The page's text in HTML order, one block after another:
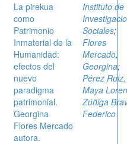
La pirekua
como
Patrimonio
Inmaterial de la
Humanidad:
efectos del
nuevo
paradigma
patrimonial.
Georgina
Flores Mercado
autora.
Instituto de
Sociales;
Flores
Mercado,
Georgina;
Pérez Ruiz,
Maya
Zúñiga
Federico